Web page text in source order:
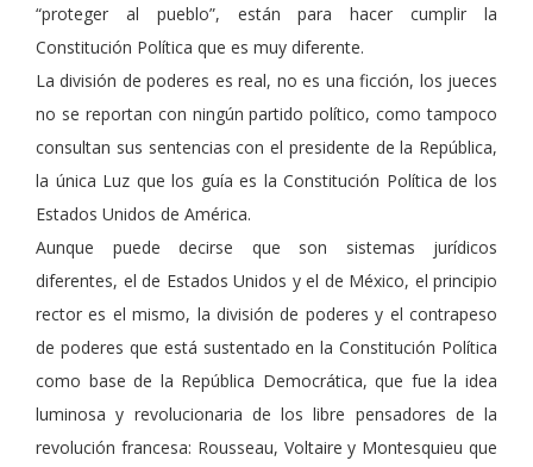
“proteger al pueblo”, están para hacer cumplir la
Constitución Política que es muy diferente.
La división de poderes es real, no es una ficción, los jueces
no se reportan con ningún partido político, como tampoco
consultan sus sentencias con el presidente de la República,
la única Luz que los guía es la Constitución Política de los
Estados Unidos de América.
Aunque puede decirse que son sistemas jurídicos
diferentes, el de Estados Unidos y el de México, el principio
rector es el mismo, la división de poderes y el contrapeso
de poderes que está sustentado en la Constitución Política
como base de la República Democrática, que fue la idea
luminosa y revolucionaria de los libre pensadores de la
revolución francesa: Rousseau, Voltaire y Montesquieu que